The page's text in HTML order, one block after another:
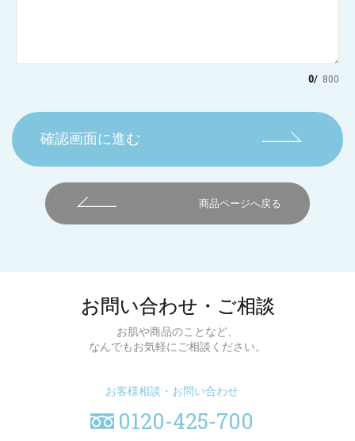
0/ 800
確認画面に進む
商品ページへ戻る
お問い合わせ・ご相談
お肌や商品のことなど、
なんでもお気軽にご相談ください。
お客様相談・お問い合わせ
0120-425-700